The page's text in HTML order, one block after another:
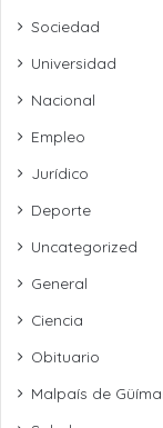
Sociedad
Universidad
Nacional
Empleo
Jurídico
Deporte
Uncategorized
General
Ciencia
Obituario
Malpaís de